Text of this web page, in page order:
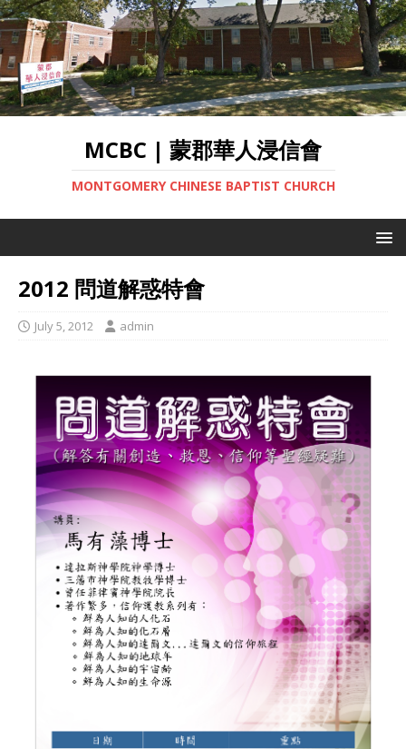
MCBC | 蒙郡華人浸信會
MONTGOMERY CHINESE BAPTIST CHURCH
2012 問道解惑特會
July 5, 2012 admin